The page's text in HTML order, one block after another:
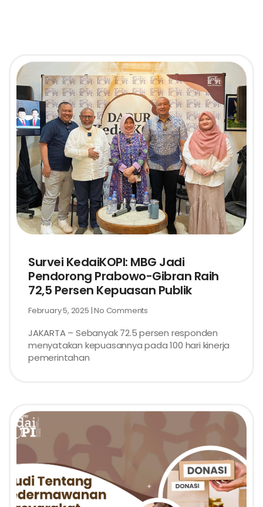
Survei KedaiKOPI: MBG Jadi
Pendorong Prabowo-Gibran Raih
72,5 Persen Kepuasan Publik
February 5, 2025 No Comments
JAKARTA – Sebanyak 72.5 persen responden
menyatakan kepuasannya pada 100 hari kinerja
pemerintahan